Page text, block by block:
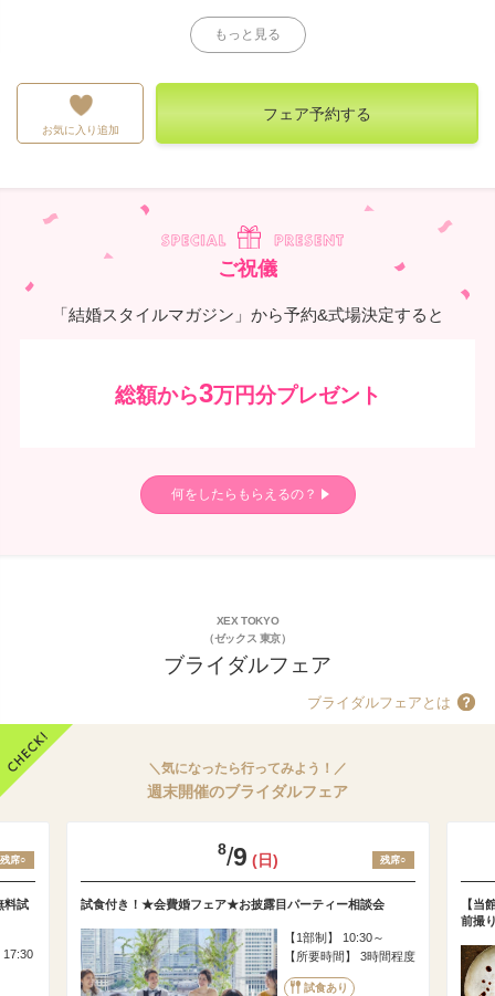
もっと見る
お気に入り追加
フェア予約する
ご祝儀
「結婚スタイルマガジン」から予約&式場決定すると
総額から3万円分プレゼント
何をしたらもらえるの？
XEX TOKYO
（ゼックス 東京）
ブライダルフェア
ブライダルフェアとは
＼気になったら行ってみよう！／
週末開催のブライダルフェア
残席○
料試
17:30
8/9 (日) 残席○
試食付き！★会費婚フェア★お披露目パーティー相談会
1部制
10:30～
所要時間
3時間程度
試食あり
【当
前撮